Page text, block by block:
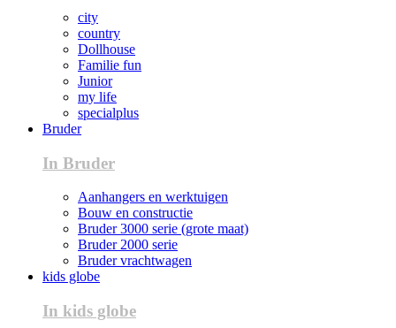
city
country
Dollhouse
Familie fun
Junior
my life
specialplus
Bruder
In Bruder
Aanhangers en werktuigen
Bouw en constructie
Bruder 3000 serie (grote maat)
Bruder 2000 serie
Bruder vrachtwagen
kids globe
In kids globe